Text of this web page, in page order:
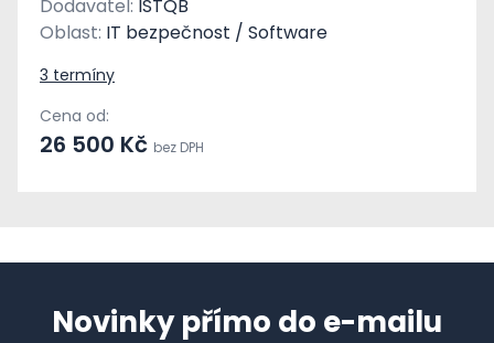
Dodavatel: ISTQB
Oblast: IT bezpečnost / Software
3 termíny
Cena od:
26 500 Kč bez DPH
Novinky přímo do e-mailu